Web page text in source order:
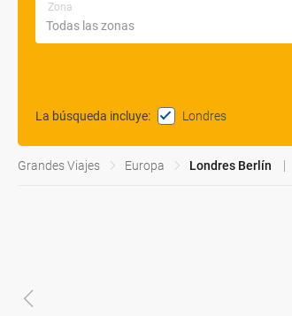
Zona
La búsqueda incluye: Londres
Grandes Viajes Europa Londres Berlín